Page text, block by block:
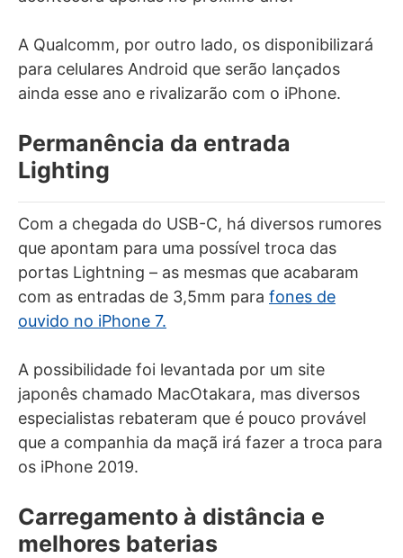
A Qualcomm, por outro lado, os disponibilizará
para celulares Android que serão lançados
ainda esse ano e rivalizarão com o iPhone.
Permanência da entrada
Lighting
Com a chegada do USB-C, há diversos rumores
que apontam para uma possível troca das
portas Lightning – as mesmas que acabaram
com as entradas de 3,5mm para fones de
ouvido no iPhone 7.
A possibilidade foi levantada por um site
japonês chamado MacOtakara, mas diversos
especialistas rebateram que é pouco provável
que a companhia da maçã irá fazer a troca para
os iPhone 2019.
Carregamento à distância e
melhores baterias